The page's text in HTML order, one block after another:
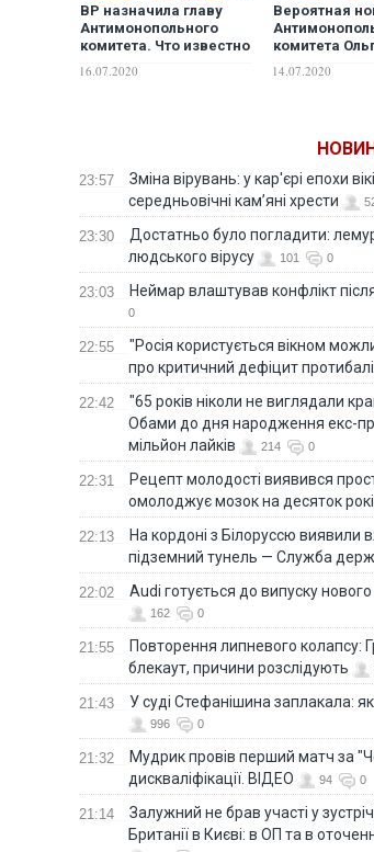
ВР назначила главу
Антимонопольного
комитета. Что известно
16.07.2020
Вероятная
комитета
сестра
14.07.2020
23:57
Зміна вірувань: у кар'єрі епохи
середньовічні кам’яні хрести
23:30
Достатньо було погладити:
людського вірусу
101 0
23:03 Неймар влаштував конфлікт
0
22:55
"Росія користується вікном
про критичний дефіцит
22:42
"65 років ніколи не виглядали
Обами до дня народження екс-
мільйон лайків
214 0
22:31
Рецепт молодості виявився
омолоджує мозок на десяток
22:13
На кордоні з Білоруссю виявили
підземний тунель — Служба
22:02 Audi готується до випуску
162 0
21:55
Повторення липневого колапсу:
блекаут, причини розслідують
21:43 У суді Стефанішина заплакала:
996 0
21:32
Мудрик провів перший матч за
дискваліфікації. ВІДЕО
94 0
21:14
Залужний не брав участі у
Британії в Києві: в ОП та в